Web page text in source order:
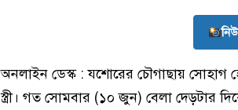
অনলাইন ডেস্ক : যশোরের চৌগাছায় সোহাগ
স্ত্রী। গত সোমবার (১০ জুন) বেলা দেড়টার